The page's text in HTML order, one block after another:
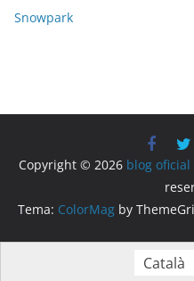
Snowpark
Copyright © 2026 blog
Tema: ColorMagby
Català